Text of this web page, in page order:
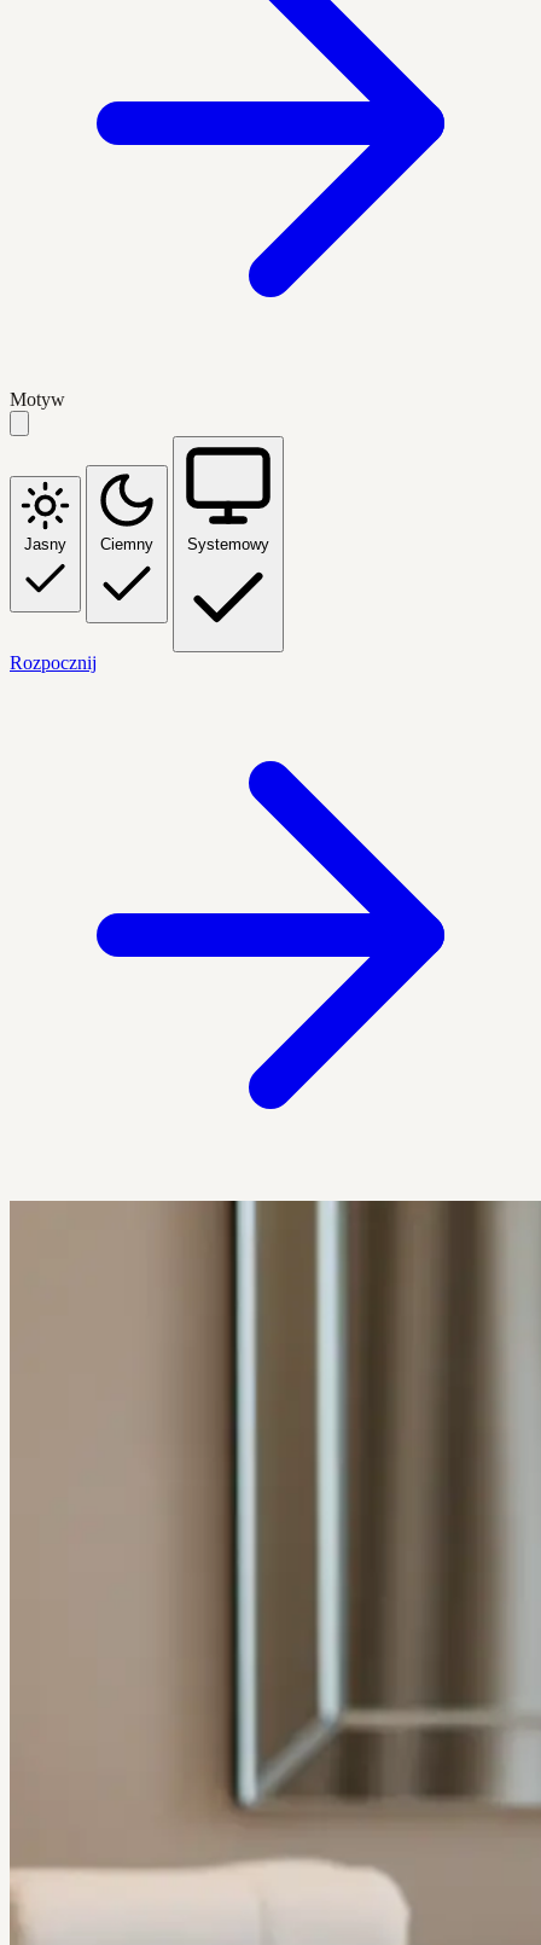
Motyw
Jasny Ciemny Systemowy
Rozpocznij